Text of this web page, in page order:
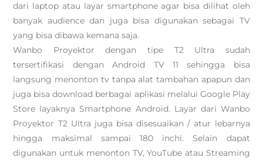
dari laptop atau layar smartphone agar bisa dilihat oleh
banyak audience dan juga bisa digunakan sebagai TV
yang bisa dibawa kemana saja.
Wanbo Proyektor dengan tipe T2 Ultra sudah
tersertifikasi dengan Android TV 11 sehingga bisa
langsung menonton tv tanpa alat tambahan apapun dan
juga bisa download berbagai aplikasi melalui Google Play
Store layaknya Smartphone Android. Layar dari Wanbo
Proyektor T2 Ultra juga bisa disesuaikan / atur lebarnya
hingga maksimal sampai 180 inchi. Selain dapat
digunakan untuk menonton TV, YouTube atau Streaming